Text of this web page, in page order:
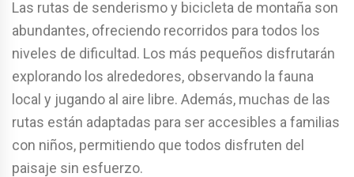
Las rutas de senderismo y bicicleta de montaña son
abundantes, ofreciendo recorridos para todos los
niveles de dificultad. Los más pequeños disfrutarán
explorando los alrededores, observando la fauna
local y jugando al aire libre. Además, muchas de las
rutas están adaptadas para ser accesibles a familias
con niños, permitiendo que todos disfruten del
paisaje sin esfuerzo.